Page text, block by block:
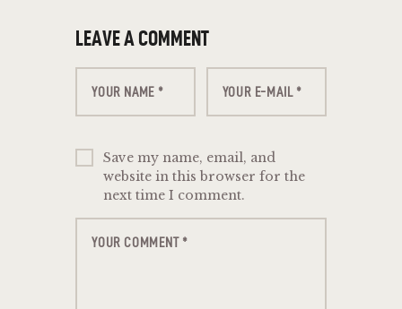
LEAVE A COMMENT
Save my name, email, and
website in this browser for the
next time I comment.